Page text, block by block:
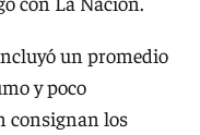
un promedio
y poco
consignan los